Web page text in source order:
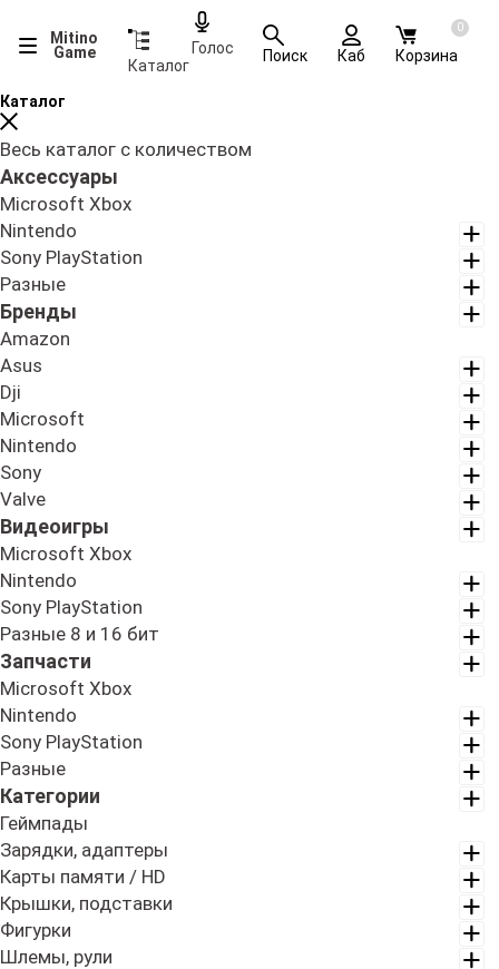
Mitino
Game
Каталог
Голос Поиск Каб
0
Корзина
Каталог
Весь каталог с количеством
Аксессуары
Microsoft Xbox
Nintendo
Sony PlayStation
Разные
Бренды
Amazon
Asus
Dji
Microsoft
Nintendo
Sony
Valve
Видеоигры
Microsoft Xbox
Nintendo
Sony PlayStation
Разные 8 и 16 бит
Запчасти
Microsoft Xbox
Nintendo
Sony PlayStation
Разные
Категории
Геймпады
Зарядки, адаптеры
Карты памяти / HD
Крышки, подставки
Фигурки
Шлемы, рули